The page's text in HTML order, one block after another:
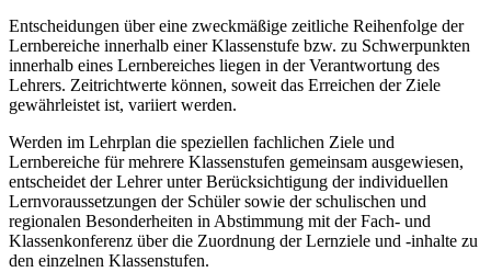
Entscheidungen über eine zweckmäßige zeitliche Reihenfolge der
Lernbereiche innerhalb einer Klassenstufe bzw. zu Schwerpunkten
innerhalb eines Lernbereiches liegen in der Verantwortung des
Lehrers. Zeitrichtwerte können, soweit das Erreichen der Ziele
gewährleistet ist, variiert werden.
Werden im Lehrplan die speziellen fachlichen Ziele und
Lernbereiche für mehrere Klassenstufen gemeinsam ausgewiesen,
entscheidet der Lehrer unter Berücksichtigung der individuellen
Lernvoraussetzungen der Schüler sowie der schulischen und
regionalen Besonderheiten in Abstimmung mit der Fach- und
Klassenkonferenz über die Zuordnung der Lernziele und -inhalte zu
den einzelnen Klassenstufen.